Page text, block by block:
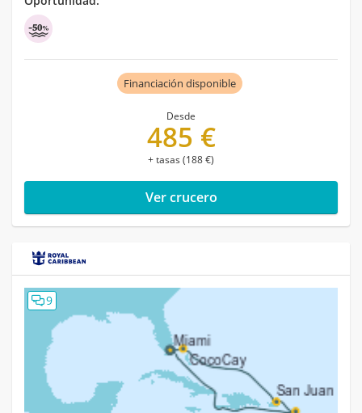
Financiación disponible
Desde
485 €
+ tasas (188 €)
Ver crucero
9